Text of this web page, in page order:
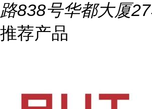
路838号华都大厦
推荐产品